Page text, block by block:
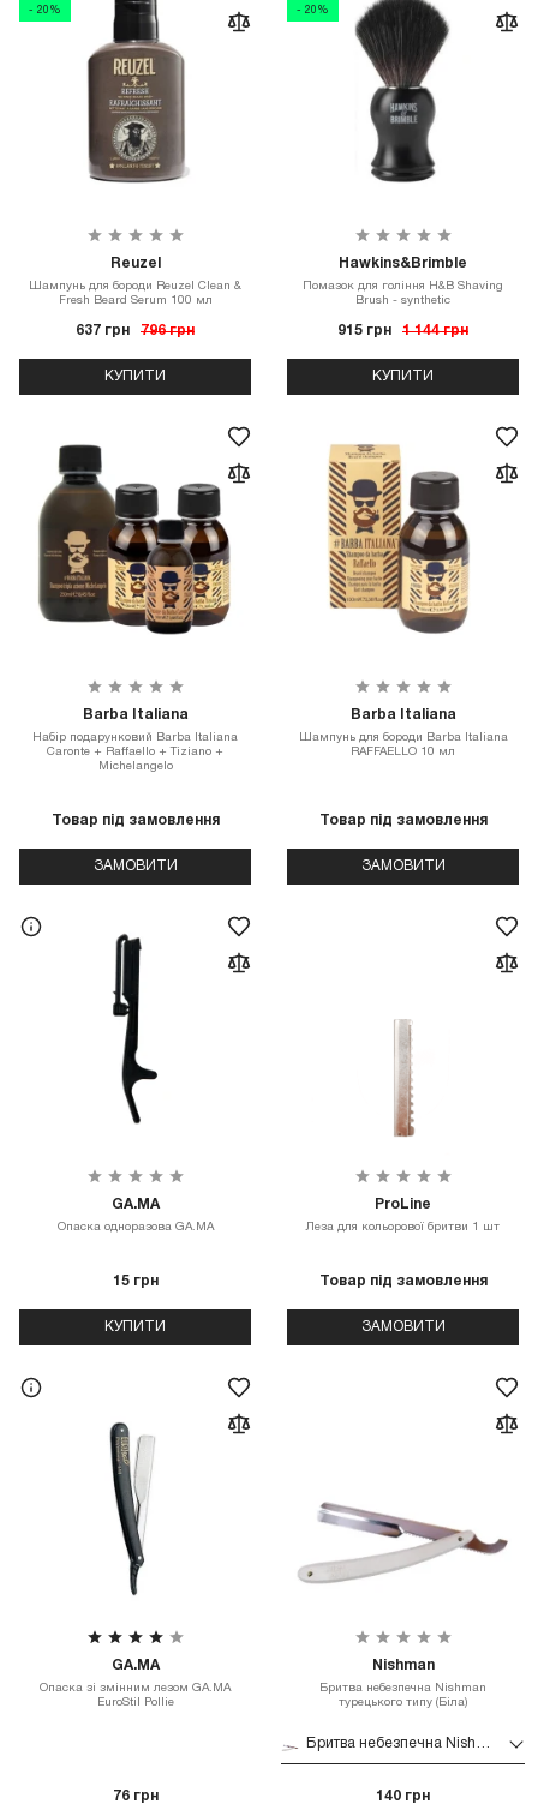
- 20%
Reuzel
Шампунь для бороди Reuzel Clean &
Fresh Beard Serum 100 мл
637 грн 796 грн
КУПИТИ
- 20%
Hawkins&Brimble
Помазок для гоління H&B Shaving
Brush - synthetic
915 грн 1 144 грн
КУПИТИ
Barba Italiana
Набір подарунковий Barba Italiana
Caronte + Raffaello + Tiziano +
Michelangelo
Товар під замовлення
ЗАМОВИТИ
Barba Italiana
Шампунь для бороди Barba Italiana
RAFFAELLO 10 мл
Товар під замовлення
ЗАМОВИТИ
GA.MA
Опаска одноразова GA.MA
15 грн
КУПИТИ
ProLine
Леза для кольорової бритви 1 шт
Товар під замовлення
ЗАМОВИТИ
GA.MA
Опаска зі змінним лезом GA.MA
EuroStil Pollie
76 грн
Nishman
Бритва небезпечна Nishman
турецького типу (Біла)
Бритва небезпечна Nishman турецького типу (Біла)
140 грн